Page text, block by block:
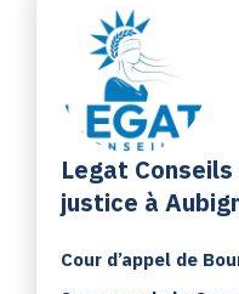
Legat
justice à
Cour d’appel de